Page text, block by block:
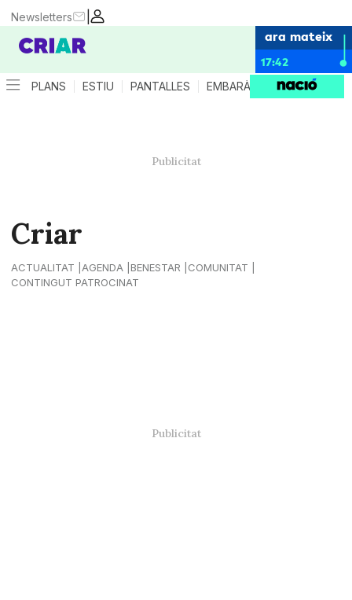
|
Newsletters
ara mateix
17:42
PLANS ESTIU PANTALLES EMBARÀS CRIANÇA
Criar
ACTUALITAT AGENDA BENESTAR
COMUNITAT
CONTINGUT PATROCINAT